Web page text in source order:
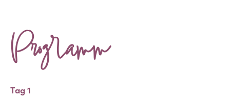
Programm
Tag 1